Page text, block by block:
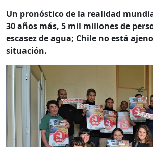
Un pronóstico de la realidad
30 años más, 5 mil millones de
escasez de agua; Chile no está
situación.